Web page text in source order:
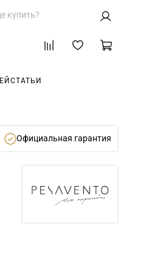
купить?
СТАТЬИ
Официальная гарантия